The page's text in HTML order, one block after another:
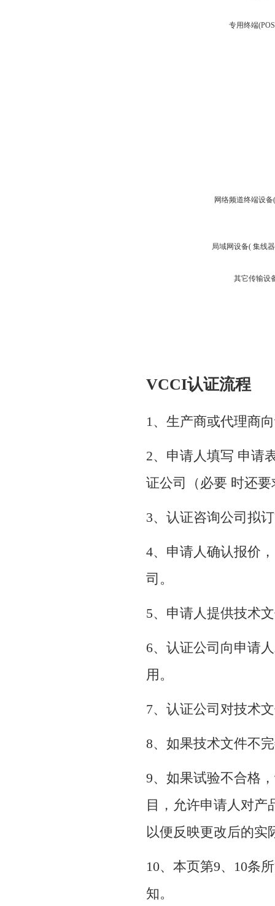
专用终端
网络频道终端设
局域网设备( 集线
其它传输设
VCCI认证流程
1、生产商或代理商
2、申请人填写 申请
证公司（必要 时还
3、认证咨询公司拟
4、申请人确认报价
司。
5、申请人提供技术
6、认证公司向申请
用。
7、认证公司对技术
8、如果技术文件不
9、如果试验不合格
目，允许申请人对产
以便反映更改后的实
10、本页第9、10条
知。